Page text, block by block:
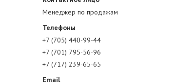
Менеджер по продажам
+7 (705) 440-99-44
+7 (701) 795-56-96
+7 (717) 239-65-65